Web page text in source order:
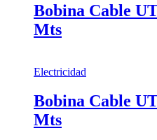
Bobina Cable
Mts
Electricidad
Bobina Cable
Mts